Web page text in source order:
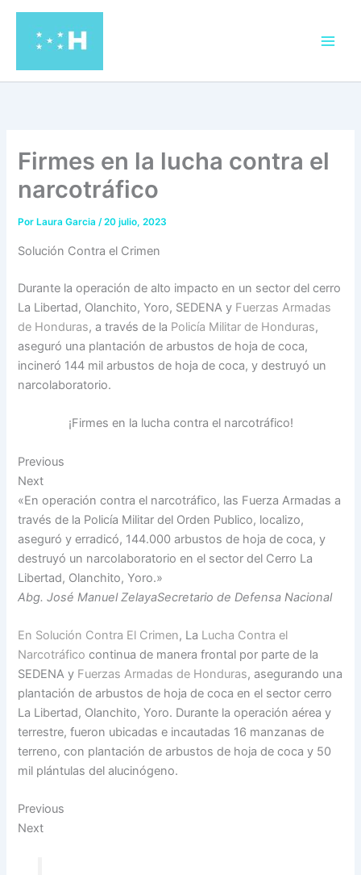
contenido
Firmes en la lucha contra el
narcotráfico
Por Laura Garcia/20 julio, 2023
Solución Contra el Crimen
Durante la operación de alto impacto en un sector del cerro
La Libertad, Olanchito, Yoro, SEDENA y Fuerzas Armadas
de Honduras, a través de la Policía Militar de Honduras,
aseguró una plantación de arbustos de hoja de coca,
incineró 144 mil arbustos de hoja de coca, y destruyó un
narcolaboratorio.
¡Firmes en la lucha contra el narcotráfico!
Previous
Next
«En operación contra el narcotráfico, las Fuerza Armadas a
través de la Policía Militar del Orden Publico, localizo,
aseguró y erradicó, 144.000 arbustos de hoja de coca, y
destruyó un narcolaboratorio en el sector del Cerro La
Libertad, Olanchito, Yoro.»
Abg. José Manuel ZelayaSecretario de Defensa Nacional
En Solución Contra El Crimen, La Lucha Contra el
Narcotráfico continua de manera frontal por parte de la
SEDENA y Fuerzas Armadas de Honduras, asegurando una
plantación de arbustos de hoja de coca en el sector cerro
La Libertad, Olanchito, Yoro. Durante la operación aérea y
terrestre, fueron ubicadas e incautadas 16 manzanas de
terreno, con plantación de arbustos de hoja de coca y 50
mil plántulas del alucinógeno.
Previous
Next